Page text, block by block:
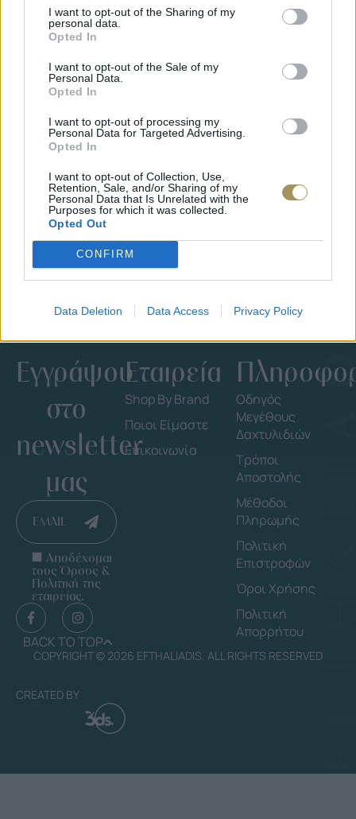
I want to opt-out of the Sharing of my
personal data.
Opted In
I want to opt-out of the Sale of my
Personal Data.
Opted In
I want to opt-out of processing my
Personal Data for Targeted Advertising.
Opted In
I want to opt-out of Collection, Use,
Retention, Sale, and/or Sharing of my
Personal Data that Is Unrelated with the
Purposes for which it was collected.
Opted Out
CONFIRM
Data Deletion Data Access Privacy Policy
ΔΙΑΜΆΝΤΙ 0.35CT
€1.737€
Εγγράψου
στο
newsletter
μας
EMAIL
Αποδέχομαι
τους Όρους &
Πολιτική της
εταιρείας.
BACK TO TOP
Εταιρεία
Shop By Brand
Ποιοι Είμαστε
Επικοινωνία
Οδηγός
Μεγέθους
Δαχτυλιδιών
Τρόποι
Αποστολής
Μέθοδοι
Πληρωμής
Πολιτική
Επιστροφών
Όροι Χρήσης
Πολιτική
Απορρήτου
COPYRIGHT © 2026 EFTHALIADIS. ALL RIGHTS RESERVED
CREATED BY